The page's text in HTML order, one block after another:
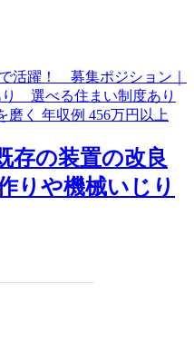
存の装置の改良
りや機械いじり